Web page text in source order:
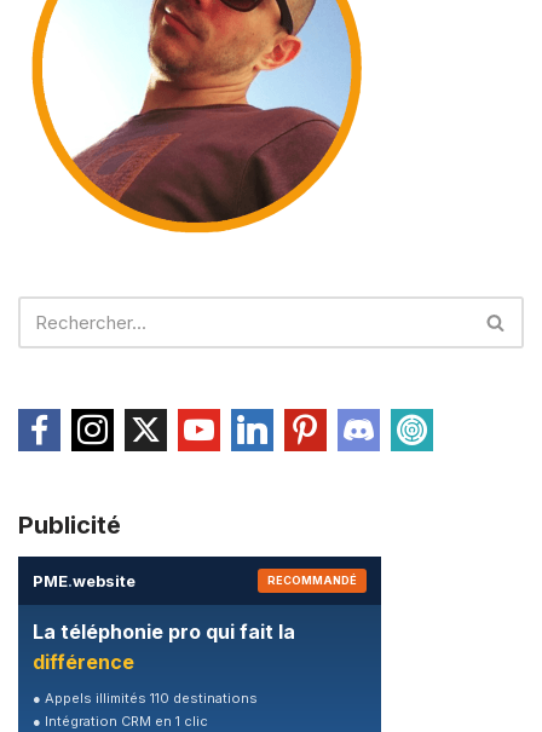
Publicité
PME.website RECOMMANDÉ
La téléphonie pro qui fait la
différence
● Appels illimités 110 destinations
● Intégration CRM en 1 clic